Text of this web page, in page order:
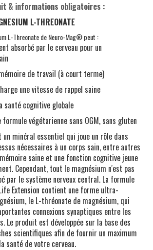
& informations obligatoires :
L-THREONATE
L-Threonate de Neuro-Mag® peut :
par le cerveau pour un
de travail (à court terme)
une vitesse de rappel saine
cognitive globale
végétarienne sans OGM, sans gluten
un minéral essentiel qui joue un rôle dans
nécessaires à un corps sain, entre autres
saine et une fonction cognitive jeune
Cependant, tout le magnésium n'est pas
par le système nerveux central. La formule
Extension contient une forme ultra-
le L-thréonate de magnésium, qui
connexions synaptiques entre les
Le produit est développée sur la base des
scientifiques afin de fournir un maximum
santé de votre cerveau.